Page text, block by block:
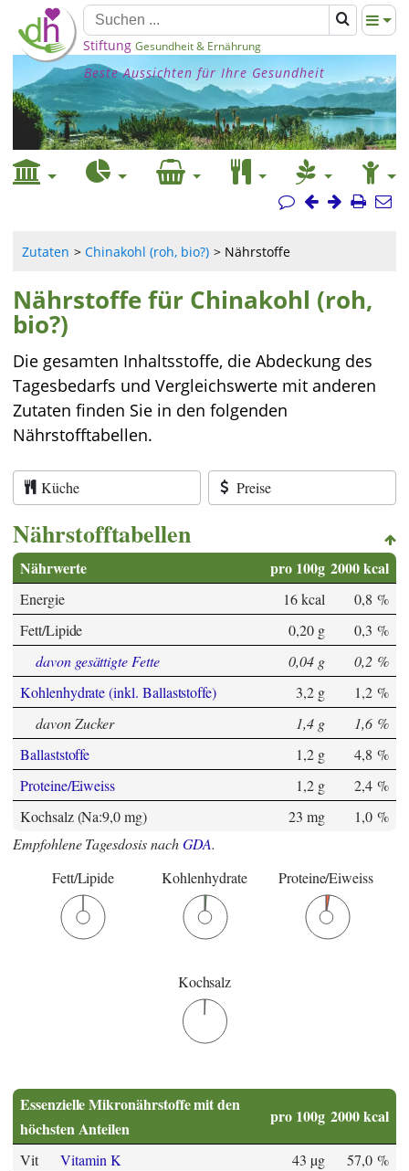
Stiftung Gesundheit & Ernährung
Beste Aussichten für Ihre Gesundheit
Zutaten Chinakohl (roh, bio?) Nährstoffe
Nährstoffe für Chinakohl (roh,
bio?)
Die gesamten Inhaltsstoffe, die Abdeckung des
Tagesbedarfs und Vergleichswerte mit anderen
Zutaten finden Sie in den folgenden
Nährstofftabellen.
Küche Preise
Nährstofftabellen
Nährwerte pro 100g 2000 kcal
Energie 16 kcal
0,8 %
Fett/Lipide
0,20 g
0,3 %
davon gesättigte Fette
0,04 g
0,2 %
Kohlenhydrate (inkl. Ballaststoffe)
3,2 g
1,2 %
davon Zucker
1,4 g
1,6 %
Ballaststoffe
1,2 g
4,8 %
Proteine/Eiweiss
1,2 g
2,4 %
Kochsalz (Na:9,0 mg)
23 mg
1,0 %
Empfohlene Tagesdosis nachGDA.
Fett/Lipide
Kohlenhydrate Proteine/Eiweiss
Kochsalz
Essenzielle Mikronährstoffe mit den
höchsten Anteilen
pro 100g 2000 kcal
Vit Vitamin K 43 µg
57,0 %